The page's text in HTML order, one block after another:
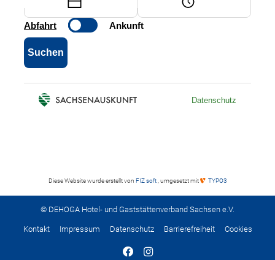
Diese Website wurde erstellt von FIZ soft, umgesetzt mit TYPO3
© DEHOGA Hotel- und Gaststättenverband Sachsen e.V.
Kontakt Impressum Datenschutz Barrierefreiheit Cookies